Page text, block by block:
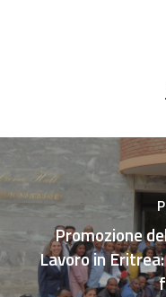
Promozione
Lavoro in